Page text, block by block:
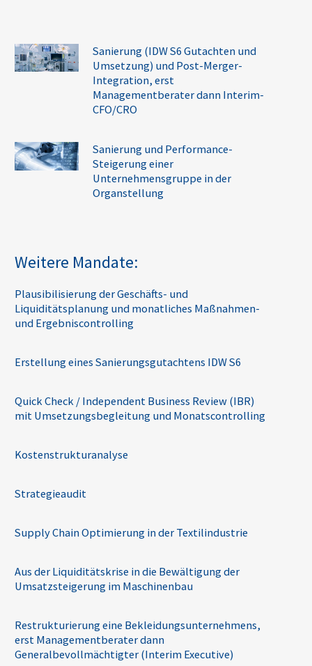
Sanierung (IDW S6 Gutachten und
Umsetzung) und Post-Merger-
Integration, erst
Managementberater dann Interim-
CFO/CRO
Sanierung und Performance-
Steigerung einer
Unternehmensgruppe in der
Organstellung
Weitere Mandate:
Plausibilisierung der Geschäfts- und
Liquiditätsplanung und monatliches Maßnahmen-
und Ergebniscontrolling
Erstellung eines Sanierungsgutachtens IDW S6
Quick Check / Independent Business Review (IBR)
mit Umsetzungsbegleitung und Monatscontrolling
Kostenstrukturanalyse
Strategieaudit
Supply Chain Optimierung in der Textilindustrie
Aus der Liquiditätskrise in die Bewältigung der
Umsatzsteigerung im Maschinenbau
Restrukturierung eine Bekleidungsunternehmens,
erst Managementberater dann
Generalbevollmächtigter (Interim Executive)